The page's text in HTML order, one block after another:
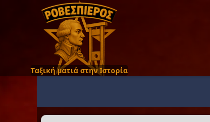
Ταξική ματιά στην Ιστορία